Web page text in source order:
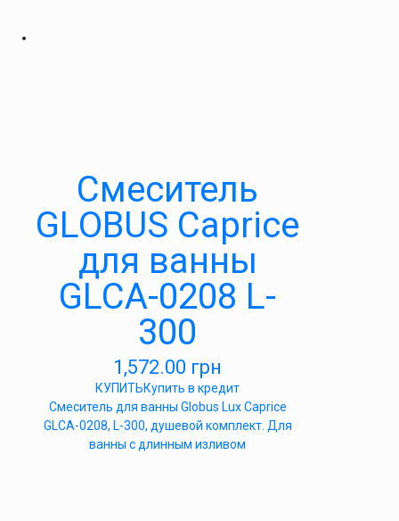
Cмеситель
GLOBUS Caprice
для ванны
GLCA-0208 L-
300
1,572.00 грн
КУПИТЬКупить в кредит
Смеситель для ванны Globus Lux Caprice
GLCA-0208, L-300, душевой комплект. Для
ванны с длинным изливом